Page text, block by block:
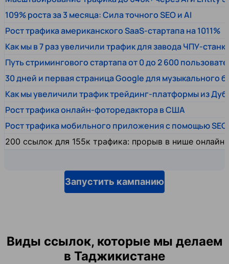
109% роста за 3 месяца: Сила точного SEO и AI
Рост трафика американского SaaS-стартапа на 1011%
Как мы в 7 раз увеличили трафик для завода ЧПУ-
Путь стримингового стартапа от 0 до 2 600
30 дней и первая страница Google для музыкального
Как мы увеличили трафик трейдинг-платформы из
Рост трафика онлайн-фоторедактора в США
Рост трафика мобильного приложения с помощью SEO
200 ссылок для 155к трафика: прорыв в нише
Запустить кампанию
Виды ссылок, которые мы делаем
в Таджикистане